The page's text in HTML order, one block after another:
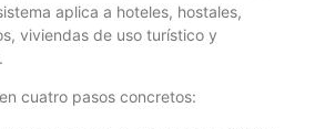
aplica a hoteles, hostales,
viviendas de uso turístico y
cuatro pasos concretos: